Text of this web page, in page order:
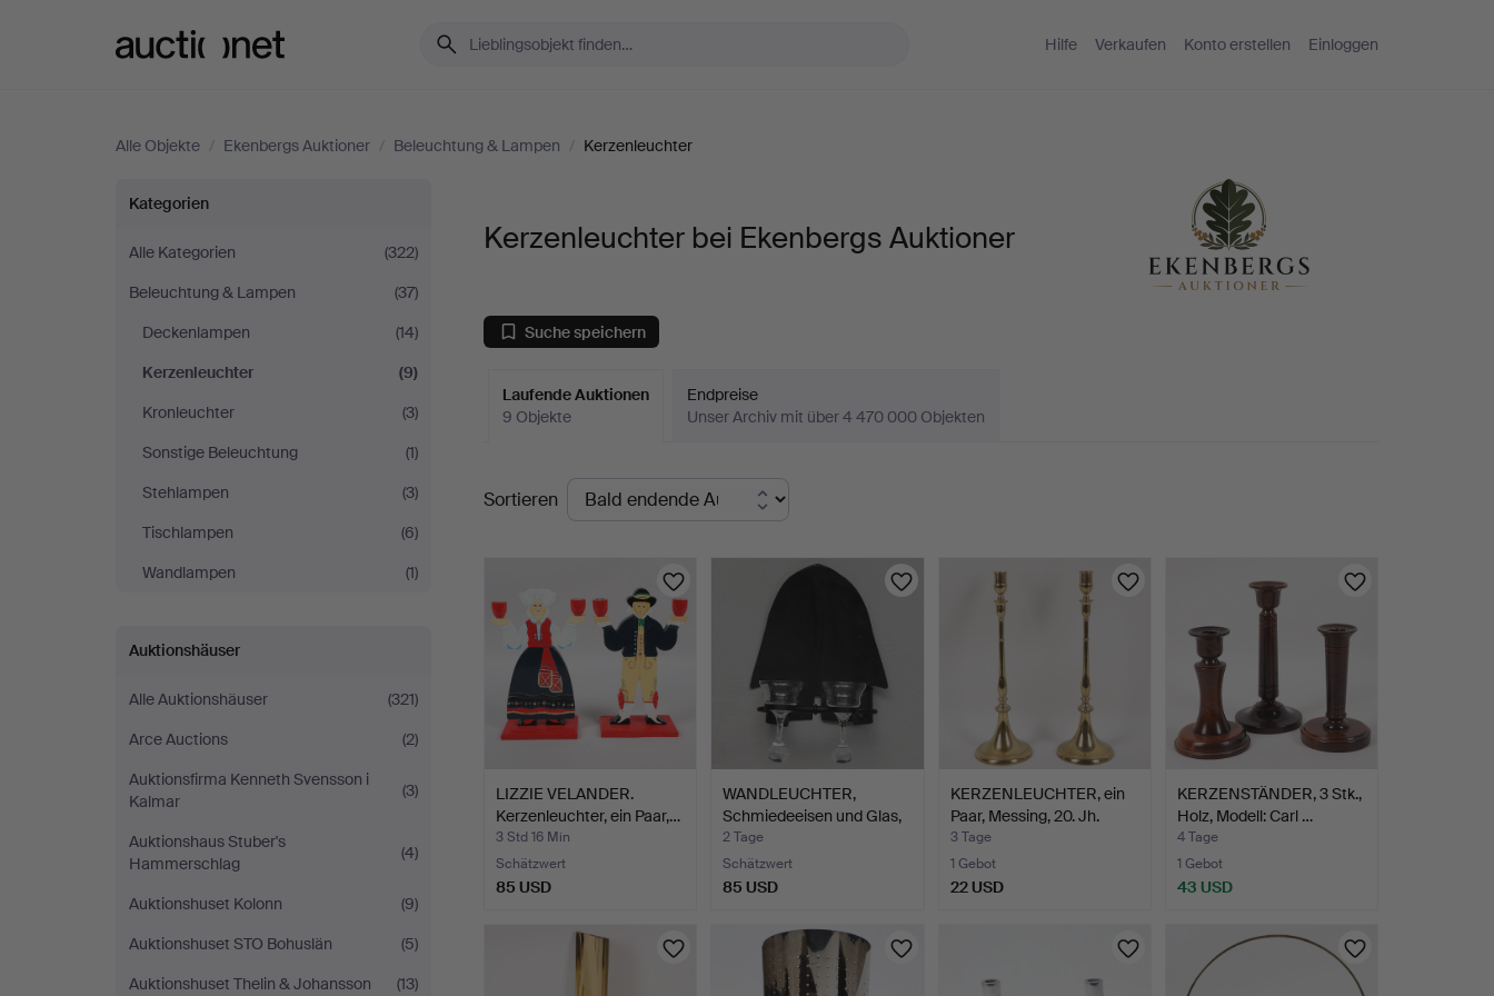
Hilfe Verkaufen Konto erstellen Einloggen
Alle Objekte / Ekenbergs Auktioner / Beleuchtung & Lampen / Kerzenleuchter
Kerzenleuchter
bei
Ekenbergs
Auktioner
Kategorien
Alle Kategorien
(322)
Beleuchtung & Lampen
(37)
Deckenlampen
(14)
Kerzenleuchter
(9)
Kronleuchter
(3)
Sonstige Beleuchtung
(1)
Stehlampen
(3)
Tischlampen
(6)
Wandlampen
(1)
Auktionshäuser
Alle Auktionshäuser
(321)
Arce Auctions
(2)
Auktionsfirma Kenneth Svensson i
Kalmar
(3)
Auktionshaus Stuber's
Hammerschlag
(4)
Auktionshuset Kolonn
(9)
Auktionshuset STO Bohuslän
(5)
Auktionshuset Thelin & Johansson
(13)
Kerzenleuchter bei Ekenbergs Auktioner
Suche speichern
Laufende Auktionen
9 Objekte
Endpreise
Unser Archiv mit über 4 470 000 Objekten
Laufende
Auktionen
Sortieren
LIZZIE VELANDER.
Kerzenleuchter, ein Paar,…
3 Std 16 Min
Schätzwert
85 USD
WANDLEUCHTER,
Schmiedeeisen und Glas,
zwei…
2 Tage
Schätzwert
85 USD
KERZENLEUCHTER, ein
Paar, Messing, 20. Jh.
3 Tage
1 Gebot
22 USD
KERZENSTÄNDER, 3 Stk.,
Holz, Modell: Carl …
4 Tage
1 Gebot
43 USD